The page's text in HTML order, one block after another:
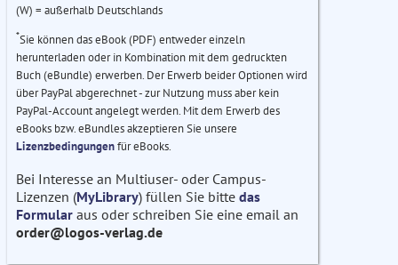
(W) = außerhalb Deutschlands
*Sie können das eBook (PDF) entweder einzeln
herunterladen oder in Kombination mit dem gedruckten
Buch (eBundle) erwerben. Der Erwerb beider Optionen wird
über PayPal abgerechnet - zur Nutzung muss aber kein
PayPal-Account angelegt werden. Mit dem Erwerb des
eBooks bzw. eBundles akzeptieren Sie unsere
Lizenzbedingungenfür eBooks.
Bei Interesse an Multiuser- oder Campus-
Lizenzen (MyLibrary) füllen Sie bitte das
Formular aus oder schreiben Sie eine email an
order@logos-verlag.de